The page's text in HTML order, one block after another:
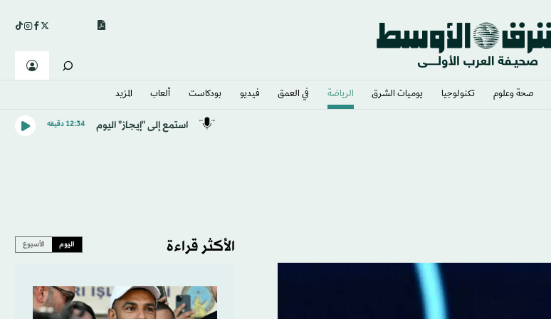
صحة وعلوم تكنولوجيا يوميات الشرق​ الرياضة في العمق فيديو بودكاست ألعاب المزيد
استمع إلى "إيجاز" اليوم 12:34 دقيقه
الأكثر قراءة اليوم الأسبوع